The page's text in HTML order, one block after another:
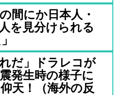
間にか日本人・
を見分けられる
だ」ドラレコが
発生時の様子に
天！（海外の反